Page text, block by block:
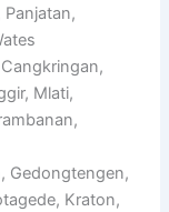
Mlati,
Gedongtengen,
Kraton,